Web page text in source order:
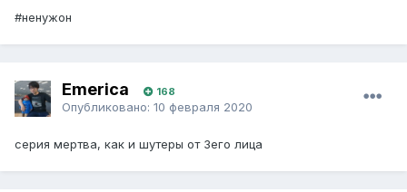
#ненужон
Emerica 168
Опубликовано: 10 февраля 2020
серия мертва, как и шутеры от 3его лица